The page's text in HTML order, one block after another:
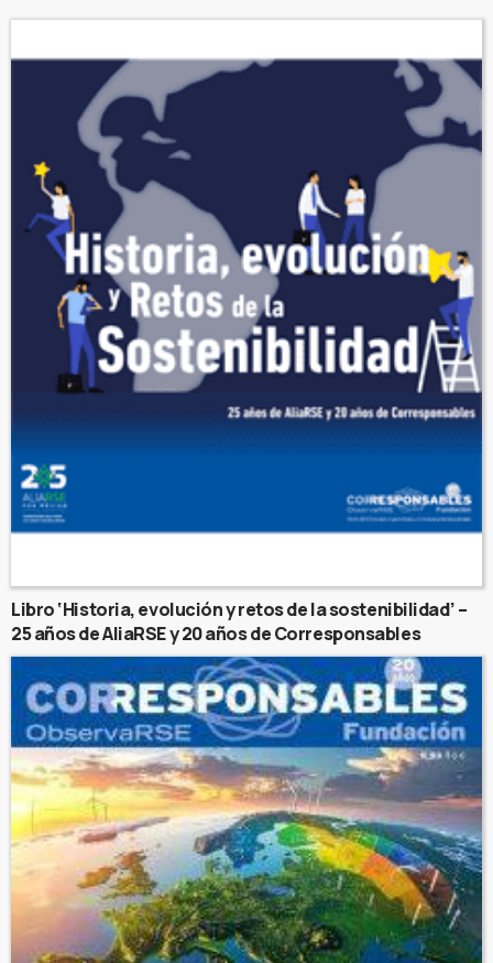
Libro ‘Historia, evolución y retos de la sostenibilidad’ –
25 años de AliaRSE y 20 años de Corresponsables